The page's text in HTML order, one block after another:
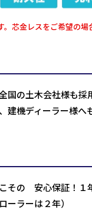
。芯金レスをご希望の場
国の土木会社様も採
建機ディーラー様へ
その 安心保証！１
ーラーは２年）